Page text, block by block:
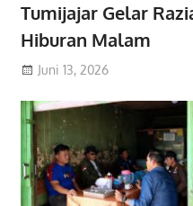
Tumijajar Gelar
Hiburan Malam
Juni 13, 2026